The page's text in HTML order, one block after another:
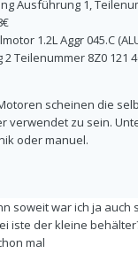
Ausführung 1,
1.2L Aggr 045.C
Teilenummer 8Z0 121
scheinen die
verwendet zu sein.
oder manuel.
soweit war ich ja auch
iste der kleine
mal